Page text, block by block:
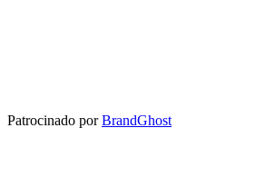
Patrocinado por BrandGhost